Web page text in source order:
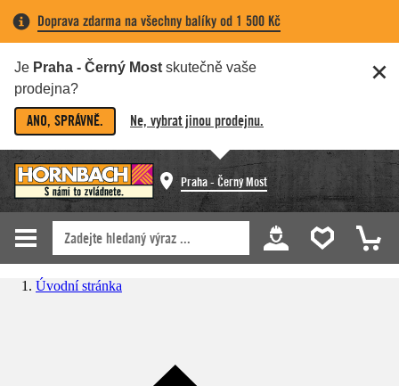
Doprava zdarma na všechny balíky od 1 500 Kč
Je Praha - Černý Most skutečně vaše
prodejna?
ANO, SPRÁVNĚ. Ne, vybrat jinou prodejnu.
Praha - Černý Most
Úvodní stránka